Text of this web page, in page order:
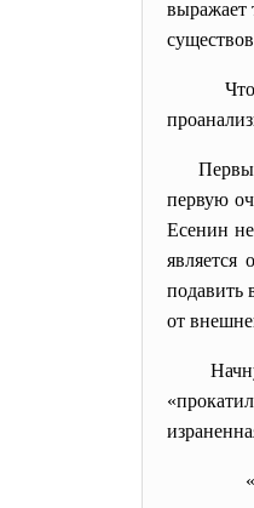
выражает
первую
Есенин
является
подавить
от